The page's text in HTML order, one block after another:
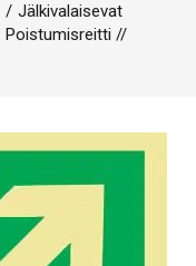
/ Jälkivalaisevat
Poistumisreitti //